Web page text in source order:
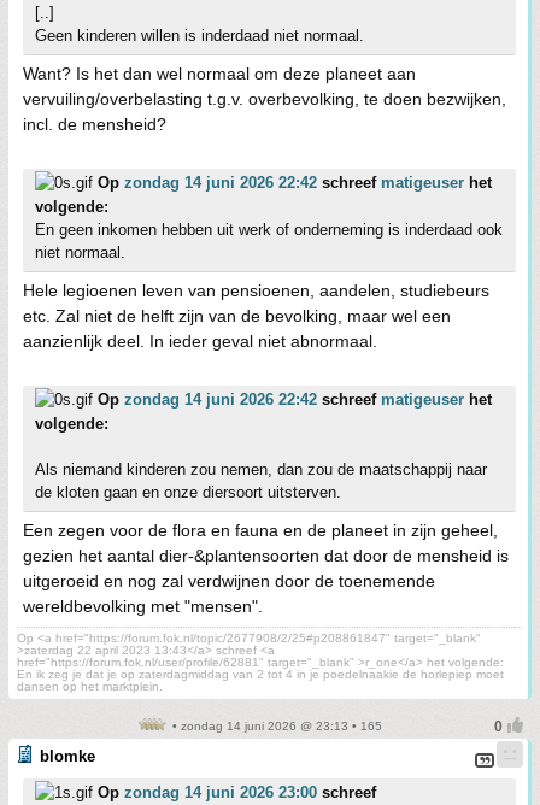
[..]
Geen kinderen willen is inderdaad niet normaal.
Want? Is het dan wel normaal om deze planeet aan
vervuiling/overbelasting t.g.v. overbevolking, te doen bezwijken,
incl. de mensheid?
Op zondag 14 juni 2026 22:42 schreef matigeuser het
volgende:
En geen inkomen hebben uit werk of onderneming is inderdaad ook
niet normaal.
Hele legioenen leven van pensioenen, aandelen, studiebeurs
etc. Zal niet de helft zijn van de bevolking, maar wel een
aanzienlijk deel. In ieder geval niet abnormaal.
Op zondag 14 juni 2026 22:42 schreef matigeuser het
volgende:
Als niemand kinderen zou nemen, dan zou de maatschappij naar
de kloten gaan en onze diersoort uitsterven.
Een zegen voor de flora en fauna en de planeet in zijn geheel,
gezien het aantal dier-&plantensoorten dat door de mensheid is
uitgeroeid en nog zal verdwijnen door de toenemende
wereldbevolking met "mensen".
Op <a href="https://forum.fok.nl/topic/2677908/2/25#p208861847" target="_blank"
>zaterdag 22 april 2023 13:43</a> schreef <a
href="https://forum.fok.nl/user/profile/62881" target="_blank" >r_one</a> het volgende:
En ik zeg je dat je op zaterdagmiddag van 2 tot 4 in je poedelnaakie de horlepiep moet
dansen op het marktplein.
• zondag 14 juni 2026 @ 23:13 • 165
blomke
Op zondag 14 juni 2026 23:00 schreef